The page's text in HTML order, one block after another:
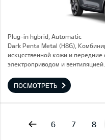
Plug-in hybrid, Automatic
Dark Penta Metal (H8G),
искусственной кожи и
электроприводом и вентиляцией.
ПОСМОТРЕТЬ
6 7 8